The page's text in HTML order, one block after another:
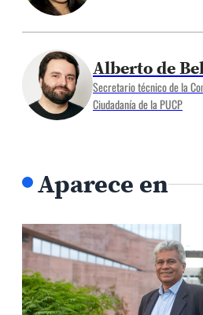
Alberto de
Secretario técnico de la
Ciudadanía de la PUCP
Aparece en